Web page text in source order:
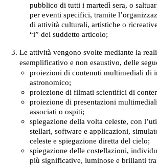
pubblico di tutti i martedì sera, o
per eventi specifici, tramite
di attività culturali, artistiche o
“i” del suddetto articolo;
Le attività vengono svolte mediante la
esemplificativo e non esaustivo, delle
proiezioni di contenuti multimediali di
astronomico;
proiezione di filmati scientifici di
proiezione di presentazioni
associati o ospiti;
spiegazione della volta celeste, con
stellari, software e applicazioni,
celeste e spiegazione diretta del cielo;
spiegazione delle costellazioni,
più significative, luminose e brillanti